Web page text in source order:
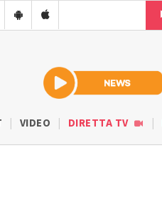
VIDEO DIRETTA TV